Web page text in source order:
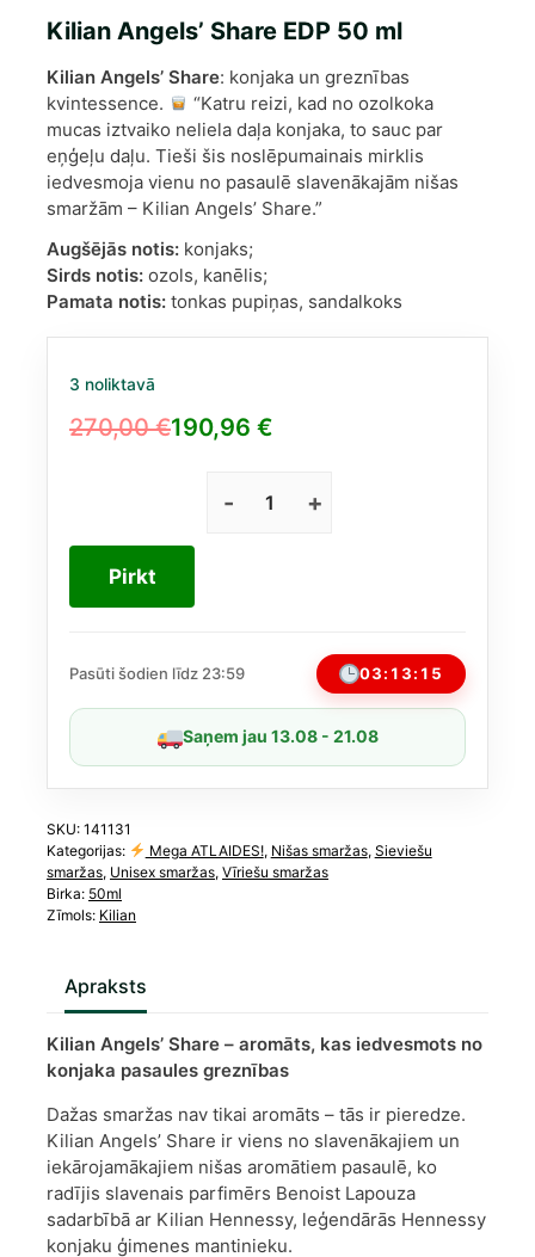
Kilian Angels’ Share EDP 50 ml
Kilian Angels’ Share: konjaka un greznības
kvintessence.
“Katru reizi, kad no ozolkoka
mucas iztvaiko neliela daļa konjaka, to sauc par
eņģeļu daļu. Tieši šis noslēpumainais mirklis
iedvesmoja vienu no pasaulē slavenākajām nišas
smaržām – Kilian Angels’ Share.”
Augšējās notis: konjaks;
Sirds notis: ozols, kanēlis;
Pamata notis: tonkas pupiņas, sandalkoks
3 noliktavā
270,00€
Original
270,00 €.
190,96 €
Current
190,96 €.
Kilian
daudzums
Pirkt
Pasūti šodien līdz 23:59 03:13:14
Saņem jau 13.08 - 21.08
SKU: 141131
Kategorijas:
Mega ATLAIDES!, Nišas smaržas, Sieviešu
smaržas, Unisex smaržas, Vīriešu smaržas
Birka: 50ml
Zīmols: Kilian
Apraksts
Kilian Angels’ Share – aromāts, kas iedvesmots no
konjaka pasaules greznības
Dažas smaržas nav tikai aromāts – tās ir pieredze.
Kilian Angels’ Share ir viens no slavenākajiem un
iekārojamākajiem nišas aromātiem pasaulē, ko
radījis slavenais parfimērs Benoist Lapouza
sadarbībā ar Kilian Hennessy, leģendārās Hennessy
konjaku ģimenes mantinieku.